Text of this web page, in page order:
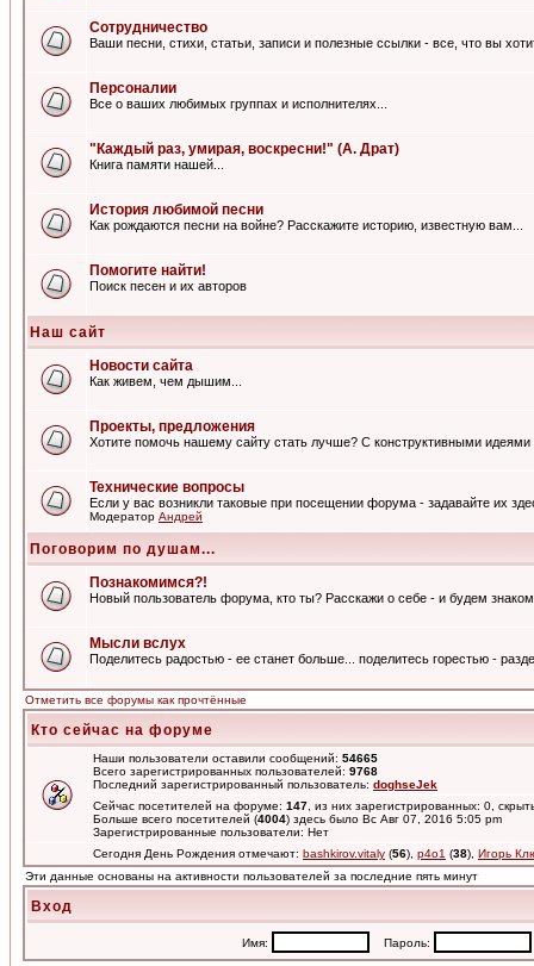
Сотрудничество
Ваши песни, стихи, статьи, записи и полезные ссылки - все, что вы
Персоналии
Все о ваших любимых группах и исполнителях...
"Каждый раз, умирая, воскресни!" (А. Драт)
Книга памяти нашей...
История любимой песни
Как рождаются песни на войне? Расскажите историю, известную вам...
Помогите найти!
Поиск песен и их авторов
Наш сайт
Новости сайта
Как живем, чем дышим...
Проекты, предложения
Хотите помочь нашему сайту стать лучше? С конструктивными
Технические вопросы
Если у вас возникли таковые при посещении форума - задавайте их
Модератор Андрей
Поговорим по душам...
Познакомимся?!
Новый пользователь форума, кто ты? Расскажи о себе - и будем
Мысли вслух
Поделитесь радостью - ее станет больше... поделитесь горестью -
Отметить все форумы как прочтённые
Кто сейчас на форуме
Наши пользователи оставили сообщений: 54665
Всего зарегистрированных пользователей: 9768
Последний зарегистрированный пользователь: doghseJek
Сейчас посетителей на форуме: 147 , из них зарегистрированных: 0,
Больше всего посетителей (4004) здесь было Вс Авг 07, 2016 5:05 pm
Зарегистрированные пользователи: Нет
Сегодня День Рождения отмечают: bashkirov.vitaly (56), p4o1 (38), Игорь
Эти данные основаны на активности пользователей за последние пять минут
Вход
Имя: Пароль: